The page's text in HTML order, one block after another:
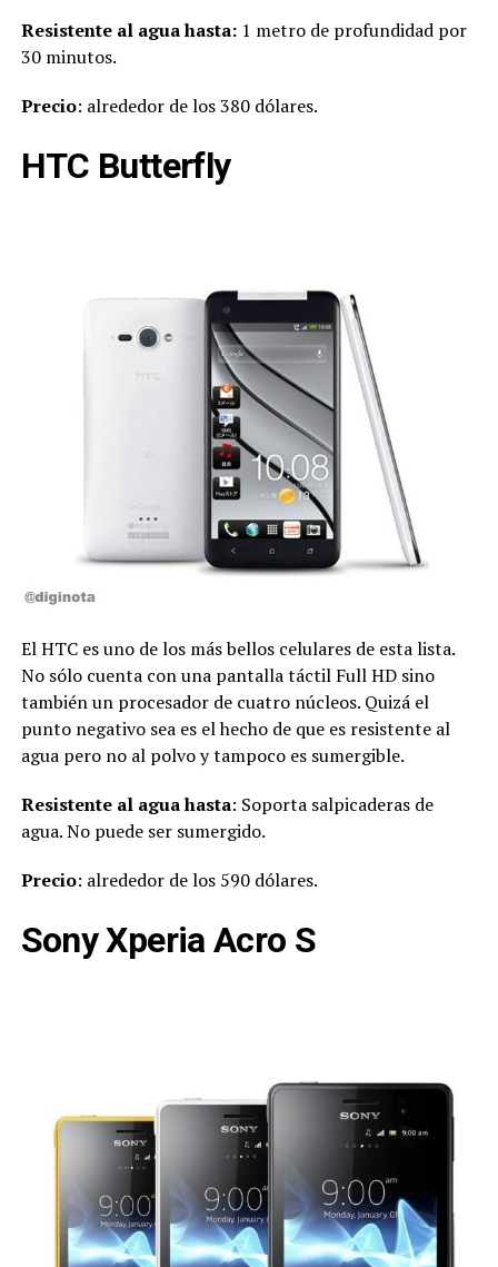
Resistente al agua hasta:1 metro de profundidad por
30 minutos.
Precio: alrededor de los 380 dólares.
HTC Butterfly
El HTC es uno de los más bellos celulares de esta lista.
No sólo cuenta con una pantalla táctil Full HD sino
también un procesador de cuatro núcleos. Quizá el
punto negativo sea es el hecho de que es resistente al
agua pero no al polvo y tampoco es sumergible.
Resistente al agua hasta: Soporta salpicaderas de
agua. No puede ser sumergido.
Precio: alrededor de los 590 dólares.
Sony Xperia Acro S